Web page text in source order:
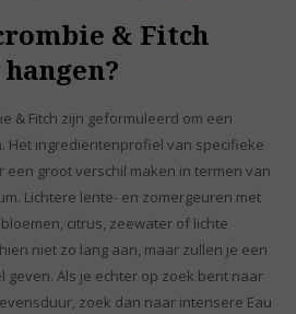
& Fitch
& Fitch zijn geformuleerd om een
Het ingrediëntenprofiel van specifieke
groot verschil maken in termen van
Lichtere lente- en zomergeuren met
citrus, zeewater of lichte
niet zo lang aan, maar zullen je een
Als je echter op zoek bent naar
zoek dan naar intensere Eau